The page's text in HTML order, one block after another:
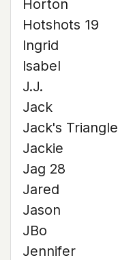
Horton
Hotshots 19
Ingrid
Isabel
J.J.
Jack
Jack's Triangle
Jackie
Jag 28
Jared
Jason
JBo
Jennifer